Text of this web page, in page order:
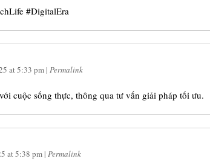
#DigitalEra
at5:33 pm | Permalink
cuộc sống thực, thông qua tư vấn giải pháp tối ưu.
at5:38 pm | Permalink